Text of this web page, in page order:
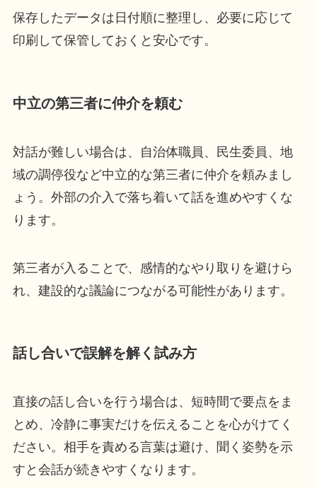
保存したデータは日付順に整理し、必要に応じて
印刷して保管しておくと安心です。
中立の第三者に仲介を頼む
対話が難しい場合は、自治体職員、民生委員、地
域の調停役など中立的な第三者に仲介を頼みまし
ょう。外部の介入で落ち着いて話を進めやすくな
ります。
第三者が入ることで、感情的なやり取りを避けら
れ、建設的な議論につながる可能性があります。
話し合いで誤解を解く試み方
直接の話し合いを行う場合は、短時間で要点をま
とめ、冷静に事実だけを伝えることを心がけてく
ださい。相手を責める言葉は避け、聞く姿勢を示
すと会話が続きやすくなります。